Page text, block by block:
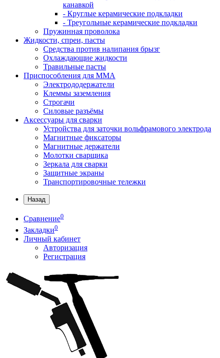
канавкой
- Круглые керамические подкладки
- Треугольные керамические подкладки
Пружинная проволока
Жидкости, спреи, пасты
Средства против налипания брызг
Охлаждающие жидкости
Травильные пасты
Приспособления для ММА
Электрододержатели
Клеммы заземления
Строгачи
Силовые разъёмы
Аксессуары для сварки
Устройства для заточки вольфрамового электрода
Магнитные фиксаторы
Магнитные держатели
Молотки сварщика
Зеркала для сварки
Защитные экраны
Транспортировочные тележки
Назад
Сравнение0
Закладки0
Личный кабинет
Авторизация
Регистрация